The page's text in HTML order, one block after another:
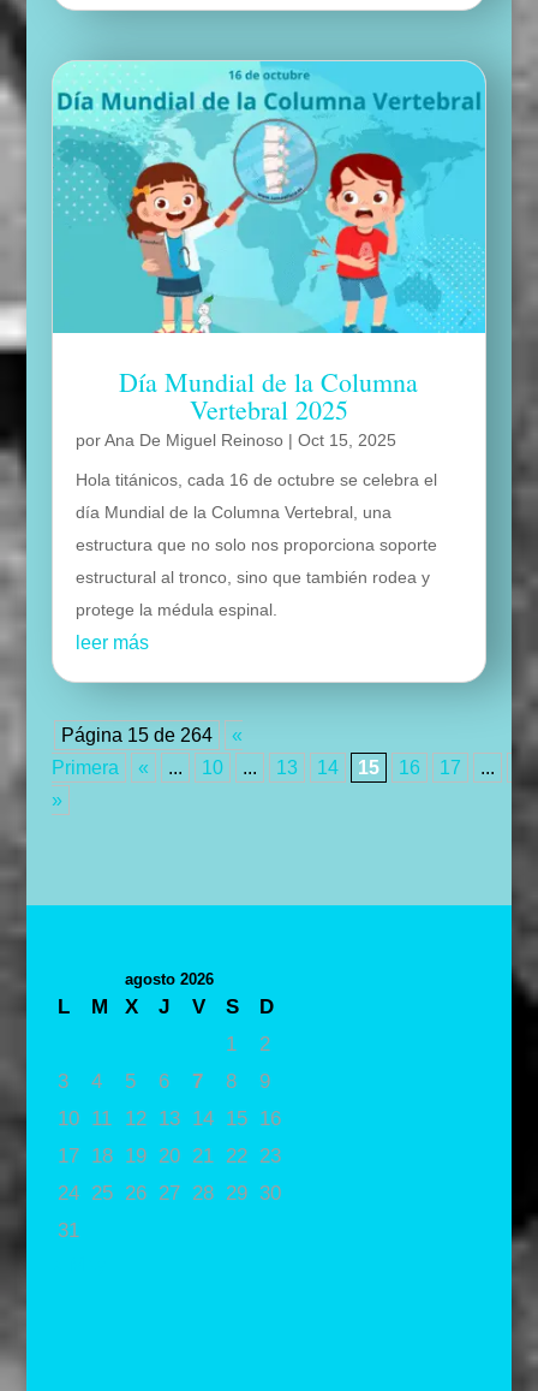
Día Mundial de la Columna
Vertebral 2025
porAna De Miguel Reinoso| Oct 15, 2025
Hola titánicos, cada 16 de octubre se celebra el
día Mundial de la Columna Vertebral, una
estructura que no solo nos proporciona soporte
estructural al tronco, sino que también rodea y
protege la médula espinal.
leer más
Página 15 de 264
«
Primera
« ... 10 ... 13 14 15 16 17 ...
»
agosto 2026
L M X J V S
D
1
2
3
4 5 6 7 8
9
10
11 12 13 14 15
16
17
18 19 20 21 22
23
24
25 26 27 28 29 30
31